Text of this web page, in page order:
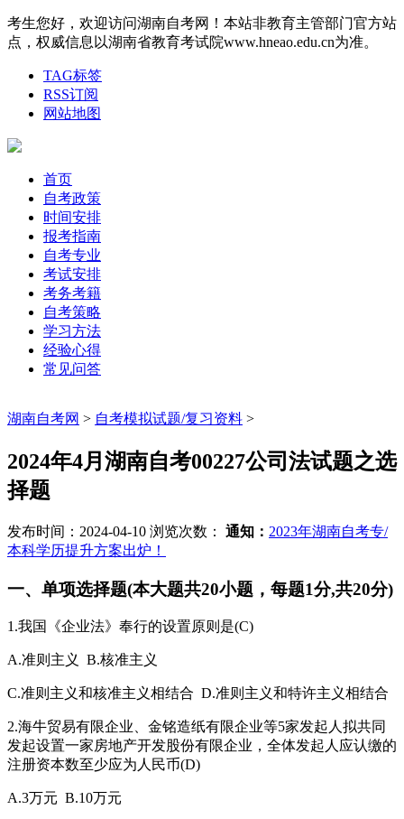
考生您好，欢迎访问湖南自考网！本站非教育主管部门官方站
点，权威信息以湖南省教育考试院www.hneao.edu.cn为准。
TAG标签
RSS订阅
网站地图
首页
自考政策
时间安排
报考指南
自考专业
考试安排
考务考籍
自考策略
学习方法
经验心得
常见问答
湖南自考网 > 自考模拟试题/复习资料 >
2024年4月湖南自考00227公司法试题之选
择题
发布时间：2024-04-10 浏览次数： 通知： 2023年湖南自考专/
本科学历提升方案出炉！
一、单项选择题(本大题共20小题，每题1分,共20分)
1.我国《企业法》奉行的设置原则是(C)
A.准则主义 B.核准主义
C.准则主义和核准主义相结合 D.准则主义和特许主义相结合
2.海牛贸易有限企业、金铭造纸有限企业等5家发起人拟共同
发起设置一家房地产开发股份有限企业，全体发起人应认缴的
注册资本数至少应为人民币(D)
A.3万元 B.10万元